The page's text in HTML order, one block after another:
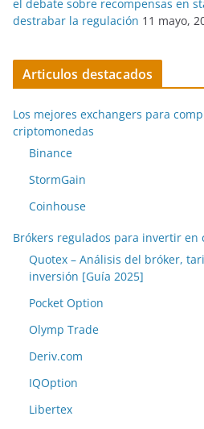
el debate sobre recompensas en
destrabar la regulación 11 mayo,
Articulos destacados
Los mejores exchangers para
criptomonedas
Binance
StormGain
Coinhouse
Brókers regulados para invertir en
Quotex – Análisis del bróker,
inversión [Guía 2025]
Pocket Option
Olymp Trade
Deriv.com
IQOption
Libertex